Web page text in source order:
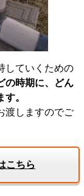
していくための
の時期に、どん
。
渡しますのでご
こちら